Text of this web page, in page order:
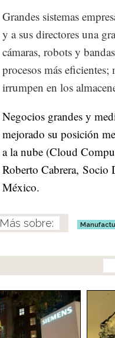
Grandes sistemas
y a sus directores una
cámaras, robots y
procesos más
irrumpen en los
Negocios grandes y
mejorado su posición
a la nube (Cloud
Roberto Cabrera,
México.